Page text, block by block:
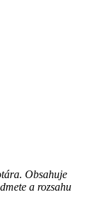
Obsahuje
a rozsahu